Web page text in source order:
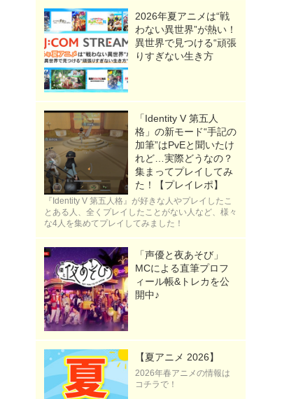
2026年夏アニメは“戦
わない異世界”が熱い！
異世界で見つける“頑張
りすぎない生き方
「Identity V 第五人
格」の新モード“手記の
加筆”はPvEと聞いたけ
れど…実際どうなの？
集まってプレイしてみ
た！【プレイレポ】
『Identity V 第五人格』が好きな人やプレイしたこ
とある人、全くプレイしたことがない人など、様々
な4人を集めてプレイしてみました！
「声優と夜あそび」
MCによる直筆プロフ
ィール帳&トレカを公
開中♪
【夏アニメ 2026】
2026年春アニメの情報は
コチラで！